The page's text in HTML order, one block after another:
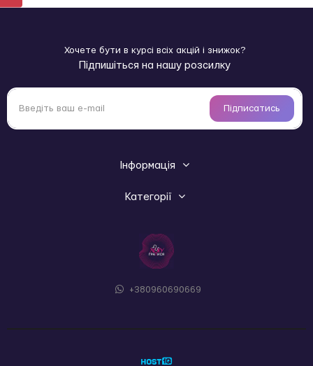
Хочете бути в курсі всіх акцій і знижок?
Підпишіться на нашу розсилку
Підписатись
Інформація
Категорії
+380960690669